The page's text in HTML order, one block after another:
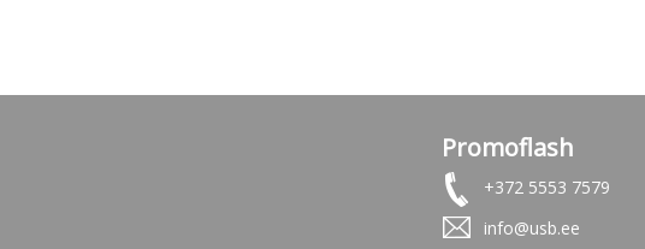
Promoflash
+372 5553 7579
info@usb.ee